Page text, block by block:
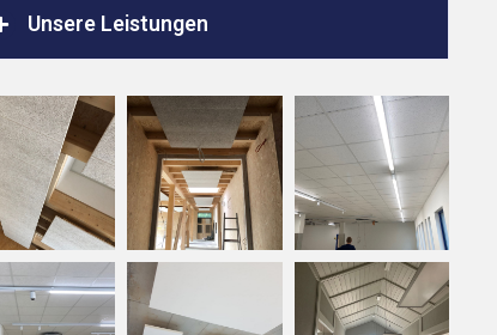
Unsere Leistungen